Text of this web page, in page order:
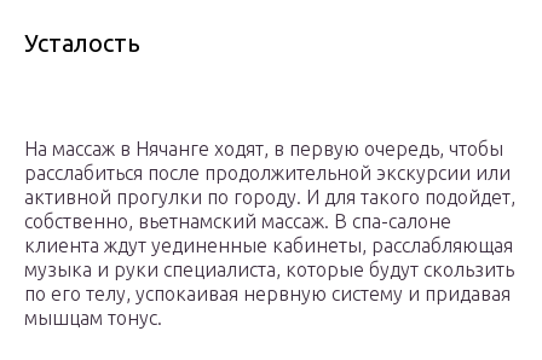
Усталость
На массаж в Нячанге ходят, в первую очередь, чтобы
расслабиться после продолжительной экскурсии или
активной прогулки по городу. И для такого подойдет,
собственно, вьетнамский массаж. В спа-салоне
клиента ждут уединенные кабинеты, расслабляющая
музыка и руки специалиста, которые будут скользить
по его телу, успокаивая нервную систему и придавая
мышцам тонус.